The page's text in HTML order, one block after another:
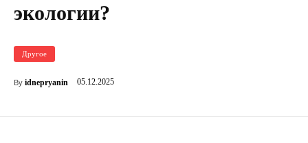
экологии?
Другое
By idnepryanin 05.12.2025